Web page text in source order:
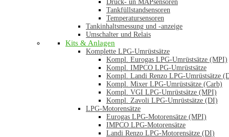
Druck- un MAPsensoren
Tankfüllstandsensoren
Temperatursensoren
Tankinhaltsmessung und -anzeige
Umschalter und Relais
Kits & Anlagen
Komplette LPG-Umrüstsätze
Kompl. Eurogas LPG-Umrüstsätze (MPI)
Kompl. IMPCO LPG-Umrüstsätze
Kompl. Landi Renzo LPG-Umrüstsätze
Kompl. Mixer LPG-Umrüstsätze (Carb)
Kompl. VGI LPG-Umrüstsätze (MPI)
Kompl. Zavoli LPG-Umrüstsätze (DI)
LPG-Motorensätze
Eurogas LPG-Motorensätze (MPI)
IMPCO LPG-Motorensätze
Landi Renzo LPG-Motorensätze (DI)